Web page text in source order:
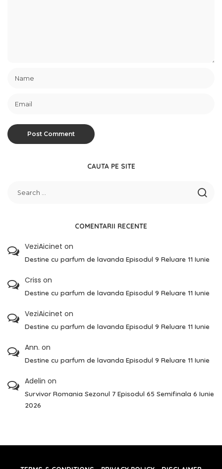
CAUTA PE SITE
COMENTARII RECENTE
VeziAicinet on
Destine cu parfum de lavanda Episodul 9 Reluare 11 Iunie
Criss on
Destine cu parfum de lavanda Episodul 9 Reluare 11 Iunie
VeziAicinet on
Destine cu parfum de lavanda Episodul 9 Reluare 11 Iunie
Ann. on
Destine cu parfum de lavanda Episodul 9 Reluare 11 Iunie
Adelin on
Survivor Romania Sezonul 7 Episodul 65 Semifinala 6 Iunie
2026